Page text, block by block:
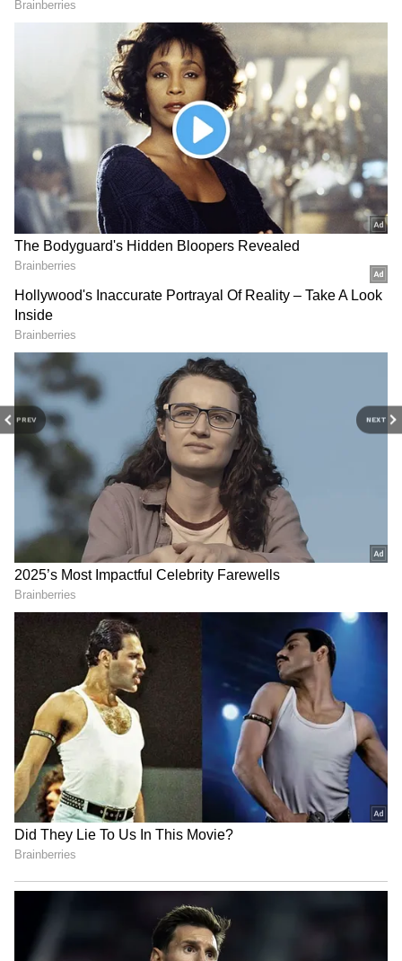
PREV NEXT
Image Credit :AI
మేష రాశి అమ్మాయిలు ఆత్మవిశ్వాసానికి ప్రతిరూపంగా
ఉంటారు. తమ లక్ష్యాలను సాధించడానికి తీవ్రంగా
శ్రమిస్తారు. ఏ పరిస్థితిలోనైనా తమ మాటకు కట్టుబడి
ఉంటారు. అబ్బాయిల తియ్యని మాటలు వీరిని సులభంగా
ఆకర్షించలేవు. ఎందుకంటే వీరు తమ మనసును,
భావోద్వేగాలను నియంత్రించడంలో నిపుణులు. వీరు తమ
నిర్ణయాలను చాలా లోతుగా ఆలోచించి తీసుకుంటారు.
Related Articles
Zodiac Signs: ఈ రాశుల అబ్బాయిలకు
ధనవంతురాలైన అమ్మాయి భార్యగా వస్తుంది!
Birth Stars: ఈ నక్షత్రాల్లో పుట్టినవారు జీవితంలో
త్వరగా సక్సెస్ అవుతారు!
6